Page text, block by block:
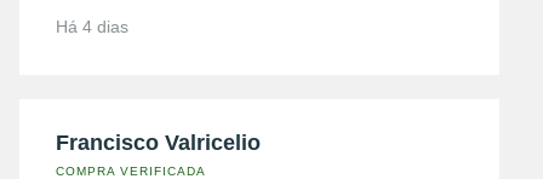
Há 4 dias
Francisco Valricelio
COMPRA VERIFICADA